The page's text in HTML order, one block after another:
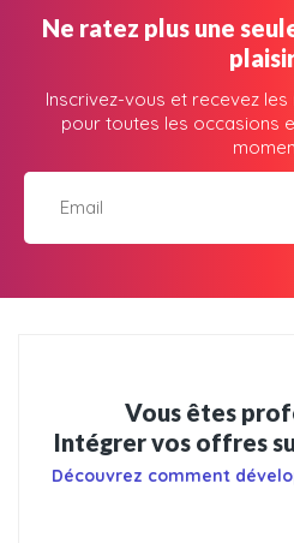
Ne ratez plus une
Inscrivez-vous et recevez
pour toutes les occasions
Vous êtes
Intégrer vos offres
Découvrez comment